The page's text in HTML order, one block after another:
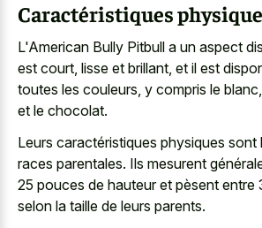
Caractéristiques
L'American Bully Pitbull a un aspect
est court, lisse et brillant, et il est
toutes les couleurs, y compris le
et le chocolat.
Leurs caractéristiques physiques sont
races parentales. Ils mesurent
25 pouces de hauteur et pèsent entre
selon la taille de leurs parents.